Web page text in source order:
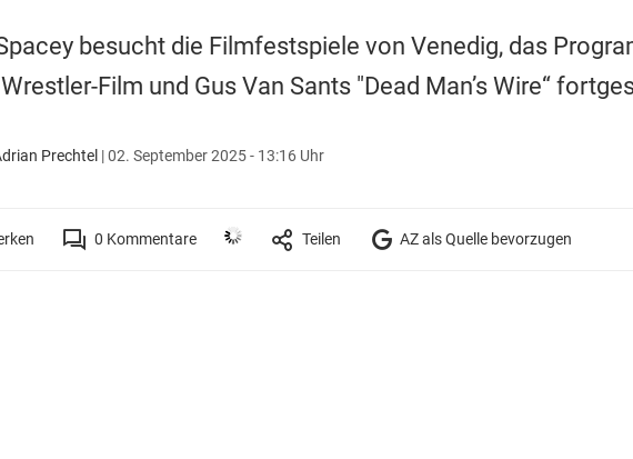
besucht die Filmfestspiele von Venedig, das
Film und Gus Van Sants "Dead Man’s Wire“
Prechtel |02. September 2025 - 13:16 Uhr
0 Kommentare Teilen AZ als Quelle bevorzugen